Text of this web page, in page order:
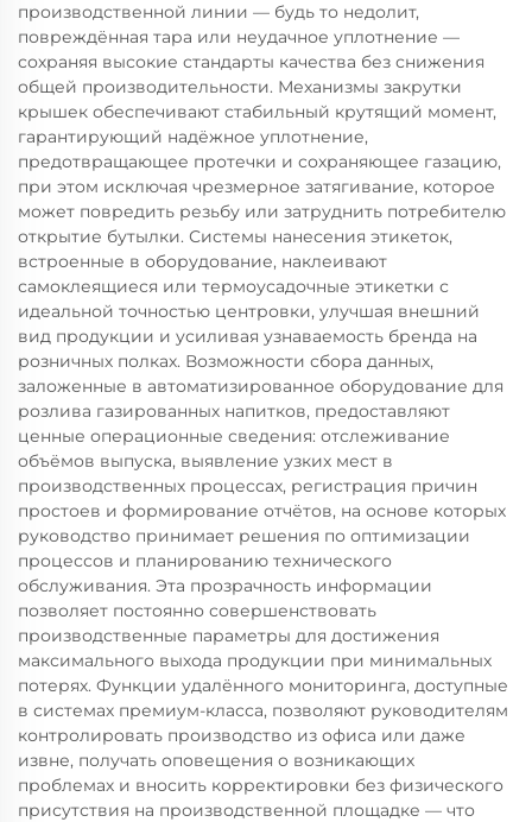
производственной линии — будь то недолит,
повреждённая тара или неудачное уплотнение —
сохраняя высокие стандарты качества без снижения
общей производительности. Механизмы закрутки
крышек обеспечивают стабильный крутящий момент,
гарантирующий надёжное уплотнение,
предотвращающее протечки и сохраняющее газацию,
при этом исключая чрезмерное затягивание, которое
может повредить резьбу или затруднить потребителю
открытие бутылки. Системы нанесения этикеток,
встроенные в оборудование, наклеивают
самоклеящиеся или термоусадочные этикетки с
идеальной точностью центровки, улучшая внешний
вид продукции и усиливая узнаваемость бренда на
розничных полках. Возможности сбора данных,
заложенные в автоматизированное оборудование для
розлива газированных напитков, предоставляют
ценные операционные сведения: отслеживание
объёмов выпуска, выявление узких мест в
производственных процессах, регистрация причин
простоев и формирование отчётов, на основе которых
руководство принимает решения по оптимизации
процессов и планированию технического
обслуживания. Эта прозрачность информации
позволяет постоянно совершенствовать
производственные параметры для достижения
максимального выхода продукции при минимальных
потерях. Функции удалённого мониторинга, доступные
в системах премиум-класса, позволяют руководителям
контролировать производство из офиса или даже
извне, получать оповещения о возникающих
проблемах и вносить корректировки без физического
присутствия на производственной площадке — что